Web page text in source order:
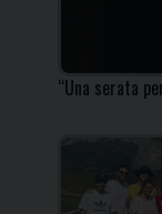
“Una serata